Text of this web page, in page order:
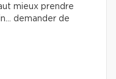
mieux prendre
demander de